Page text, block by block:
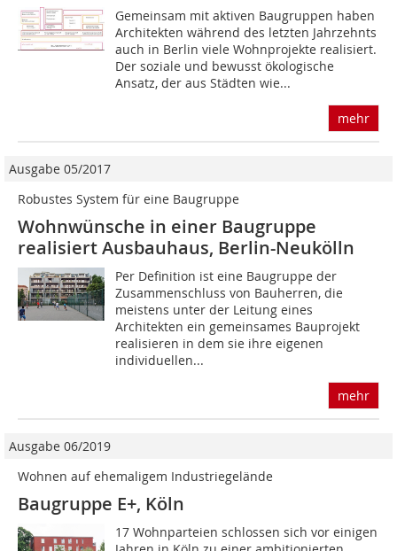
Gemeinsam mit aktiven Baugruppen haben
Architekten während des letzten Jahrzehnts
auch in Berlin viele Wohnprojekte realisiert.
Der soziale und bewusst ökologische
Ansatz, der aus Städten wie...
mehr
Ausgabe 05/2017
Robustes System für eine Baugruppe
Wohnwünsche in einer Baugruppe
realisiert Ausbauhaus, Berlin-Neukölln
Per Definition ist eine Baugruppe der
Zusammenschluss von Bauherren, die
meistens unter der Leitung eines
Architekten ein gemeinsames Bauprojekt
realisieren in dem sie ihre eigenen
individuellen...
mehr
Ausgabe 06/2019
Wohnen auf ehemaligem Industriegelände
Baugruppe E+, Köln
17 Wohnparteien schlossen sich vor einigen